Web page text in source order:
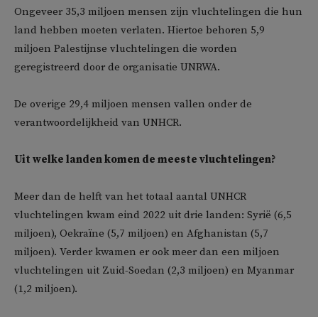
Ongeveer 35,3 miljoen mensen zijn vluchtelingen die hun
land hebben moeten verlaten. Hiertoe behoren 5,9
miljoen Palestijnse vluchtelingen die worden
geregistreerd door de organisatie UNRWA.
De overige 29,4 miljoen mensen vallen onder de
verantwoordelijkheid van UNHCR.
Uit welke landen komen de meeste vluchtelingen?
Meer dan de helft van het totaal aantal UNHCR
vluchtelingen kwam eind 2022 uit drie landen: Syrië (6,5
miljoen), Oekraïne (5,7 miljoen) en Afghanistan (5,7
miljoen). Verder kwamen er ook meer dan een miljoen
vluchtelingen uit Zuid-Soedan (2,3 miljoen) en Myanmar
(1,2 miljoen).